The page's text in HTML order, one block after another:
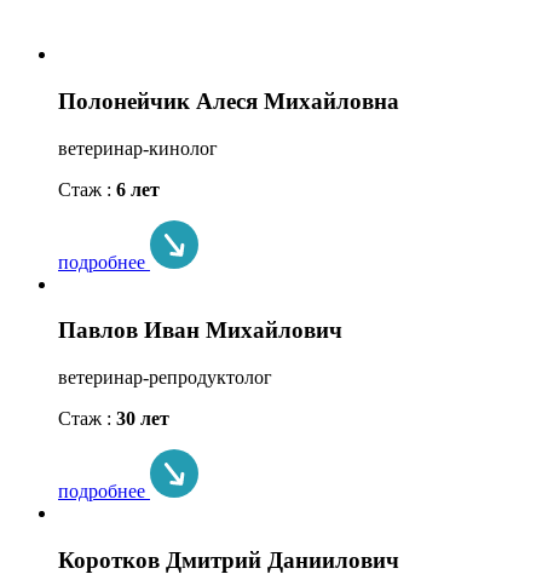
Полонейчик Алеся Михайловна
ветеринар-кинолог
Стаж : 6 лет
подробнее
Павлов Иван Михайлович
ветеринар-репродуктолог
Стаж : 30 лет
подробнее
Коротков Дмитрий Даниилович